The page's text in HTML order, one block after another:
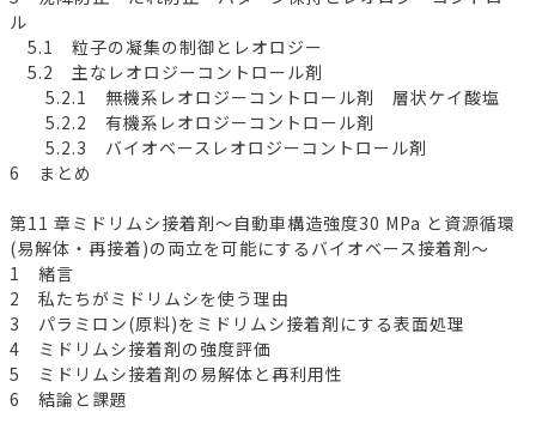
ル
5.1 粒子の凝集の制御とレオロジー
5.2 主なレオロジーコントロール剤
5.2.1 無機系レオロジーコントロール剤 層状ケイ酸塩
5.2.2 有機系レオロジーコントロール剤
5.2.3 バイオベースレオロジーコントロール剤
6 まとめ
第11 章ミドリムシ接着剤～自動車構造強度30 MPa と資源循環
(易解体・再接着)の両立を可能にするバイオベース接着剤～
1 緒言
2 私たちがミドリムシを使う理由
3 パラミロン(原料)をミドリムシ接着剤にする表面処理
4 ミドリムシ接着剤の強度評価
5 ミドリムシ接着剤の易解体と再利用性
6 結論と課題